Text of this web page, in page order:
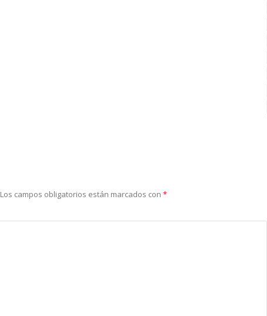
Los campos obligatorios están marcados con *